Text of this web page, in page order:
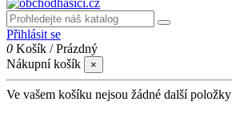
Přihlásit se
0 Košík /Prázdný
Nákupní košík
×
Ve vašem košíku nejsou žádné další položky